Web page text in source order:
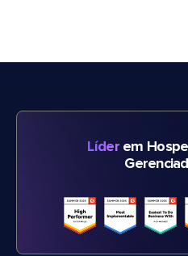
Líderem